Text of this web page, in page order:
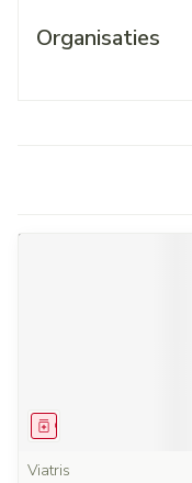
Organisaties
Geneesmiddel
Viatris